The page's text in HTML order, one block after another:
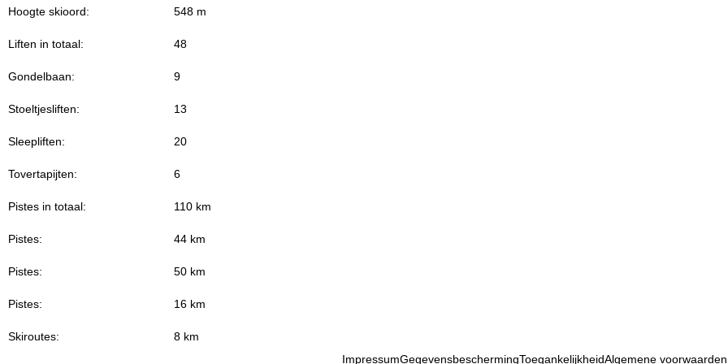
Hoogte skioord: 548 m
Liften in totaal: 48
Gondelbaan: 9
Stoeltjesliften: 13
Sleepliften: 20
Tovertapijten: 6
Pistes in totaal: 110 km
Pistes: 44 km
Pistes: 50 km
Pistes: 16 km
Skiroutes:
8 km
ImpressumGegevensbeschermingToegankelijkheidAlgemene voorwaarden